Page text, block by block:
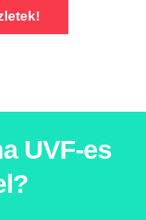
UVF-es